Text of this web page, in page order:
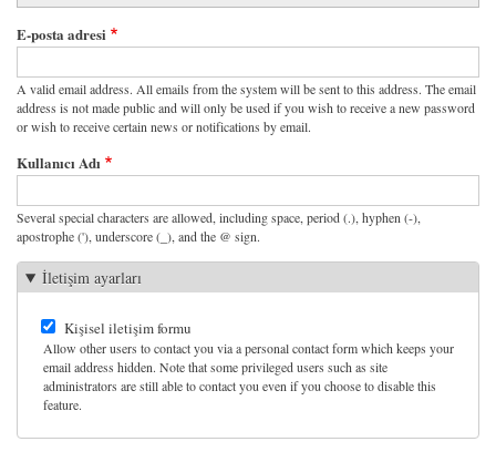
E-posta adresi
A valid email address. All emails from the system will be sent to this address. The email
address is not made public and will only be used if you wish to receive a new password
or wish to receive certain news or notifications by email.
Kullanıcı Adı
Several special characters are allowed, including space, period (.), hyphen (-),
apostrophe ('), underscore (_), and the @ sign.
İletişim ayarları
Kişisel iletişim formu
Allow other users to contact you via a personal contact form which keeps your
email address hidden. Note that some privileged users such as site
administrators are still able to contact you even if you choose to disable this
feature.